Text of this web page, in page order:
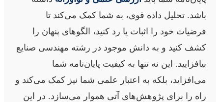
باشد. تحلیل داده قوی، به شما کمک می‌کند تا
فرضیات خود را اثبات یا رد کنید، الگوهای پنهان را
کشف کنید و به دانش موجود در رشته مهندسی صنایع
بیافزایید. این نه تنها به کیفیت پایان‌نامه شما
می‌افزاید، بلکه به اعتبار علمی شما نیز کمک می‌کند و
راه را برای پژوهش‌های آتی هموار می‌سازد. در این